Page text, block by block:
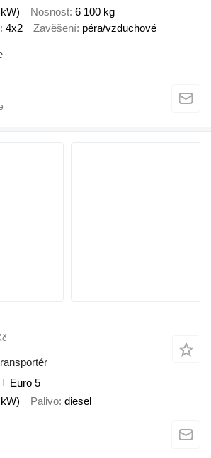
Nosnost 6 100 kg
4x2 Zavěšení péra/vzduchové
Euro 5
Palivo diesel